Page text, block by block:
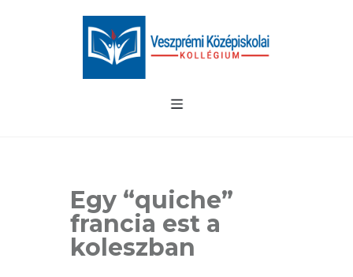
Egy “quiche”
francia est a
koleszban